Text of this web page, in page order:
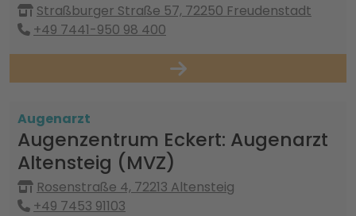
Straßburger Straße 57, 72250 Freudenstadt
+49 7441-950 98 400
Augenarzt
Augenzentrum Eckert: Augenarzt
Altensteig (MVZ)
Rosenstraße 4, 72213 Altensteig
+49 7453 91103